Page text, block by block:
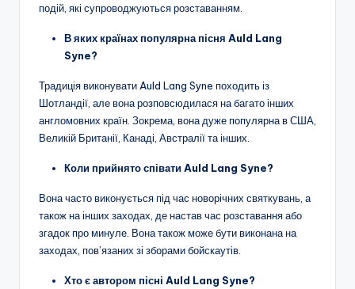
подій, які супроводжуються розставанням.
В яких країнах популярна пісня Auld Lang
Syne?
Традиція виконувати Auld Lang Syne походить із
Шотландії, але вона розповсюдилася на багато інших
англомовних країн. Зокрема, вона дуже популярна в США,
Великій Британії, Канаді, Австралії та інших.
Коли прийнято співати Auld Lang Syne?
Вона часто виконується під час новорічних святкувань, а
також на інших заходах, де настав час розставання або
згадок про минуле. Вона також може бути виконана на
заходах, пов’язаних зі зборами бойскаутів.
Хто є автором пісні Auld Lang Syne?